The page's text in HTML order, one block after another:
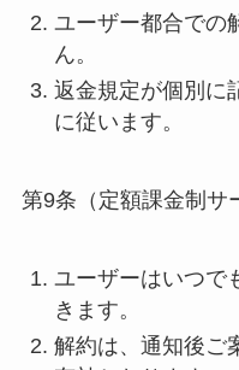
ユーザー都合での
ん。
返金規定が個別に
に従います。
第9条（定額課金制サ
ユーザーはいつで
きます。
解約は、通知後ご